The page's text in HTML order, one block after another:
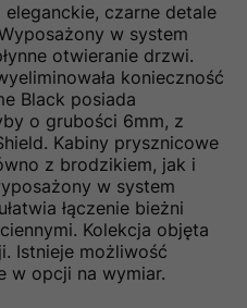
czarne detale
w system
otwieranie drzwi.
konieczność
Black posiada
o grubości 6mm, z
Kabiny prysznicowe
z brodzikiem, jak i
w system
łączenie bieżni
Kolekcja objęta
Istnieje możliwość
w opcji na wymiar.